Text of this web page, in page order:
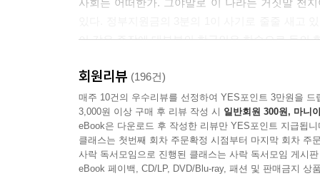
습니다. 당초 그들은 그들의 적나라한 출세 욕망
1951년 8월 미 국무부는 한국 정부에게 다음과
로는 다케시마竹島 혹은 리앙쿠르암(Liancourt
리는 한국의 일부로 취급된 적이 없으며, 1905년
를 주장하지 않았다.
--- p.170
사회는 어떠한가. 그야말로 이 나라는 거짓말 천
이 같은 주장에 대부분의 한국인은 한숨으로 동의
거짓말하는 개인, 거짓말하는 사회, 거짓말하는 국
어느 사회가 거짓말에 관대하다면 그 사회 저변에
지위야말로 모든 행복의 근원이라는 가치관, 돈
문화는 거짓말에 대해 관대하다. 한국 사회가 유
회원리뷰 (196건)
매주 10건의 우수리뷰를 선정하여 YES포인트 3만원을 드
3,000원 이상 구매 후 리뷰 작성 시 일반회원 300원, 마니
eBook은 다운로드 후 작성한 리뷰만 YES포인트 지급됩니
클래스는 첫번째 회차 주문확정 시점부터 마지막 회차 주
사락 독서모임으로 진행된 클래스는 사락 독서모임 게시
eBook 페이백, CD/LP, DVD/Blu-ray, 패션 및 판매금지 상